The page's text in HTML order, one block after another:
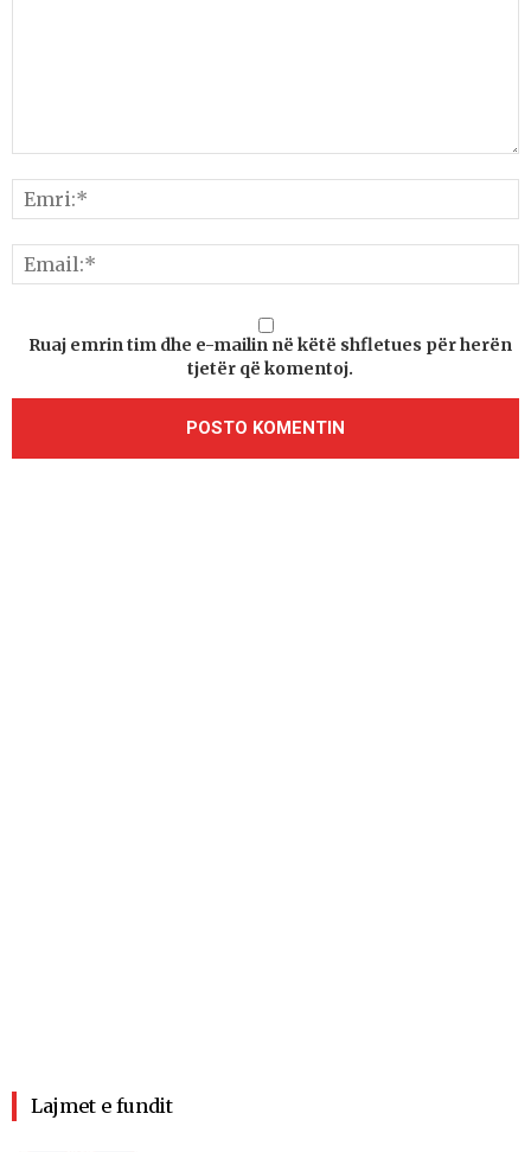
Ruaj emrin tim dhe e-mailin në këtë shfletues për herën
tjetër që komentoj.
Lajmet e fundit